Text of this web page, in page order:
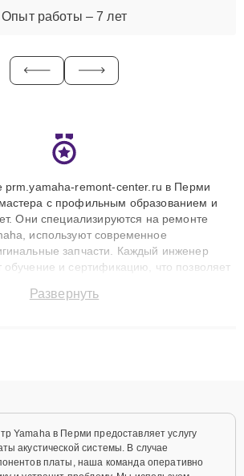
Опыт работы – 7 лет
prm.yamaha-remont-center.ru в Перми
с профильным образованием и
Они специализируются на ремонте
используют современное
запчасти. Каждый инженер
обучение и сертификацию, что позволяет
гарантии до 3 лет. Наши мастера
Развернуть
Yamaha в Перми предоставляет услугу
акустической системы. В случае
платы, наша команда оперативно